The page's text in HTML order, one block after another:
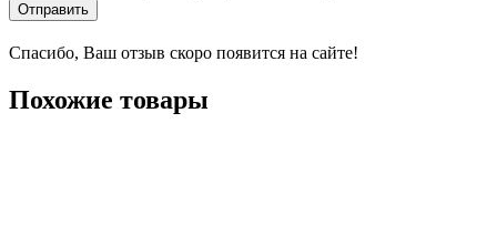
Отправить
Спасибо, Ваш отзыв скоро появится на сайте!
Похожие товары